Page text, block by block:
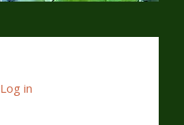
Log in